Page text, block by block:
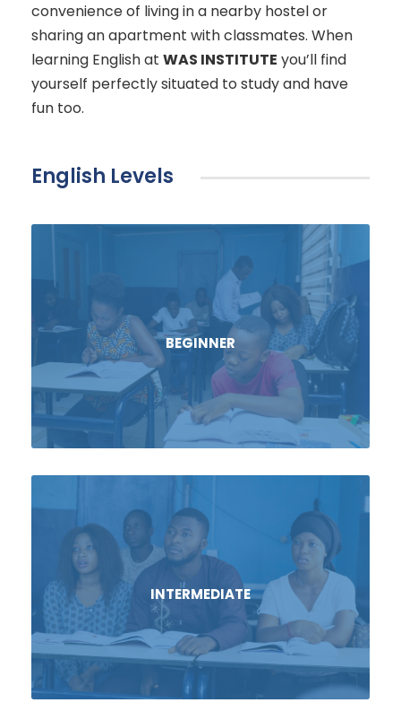
convenience of living in a nearby hostel or
sharing an apartment with classmates. When
learning English at WAS INSTITUTE you’ll find
yourself perfectly situated to study and have
fun too.
English Levels
BEGINNER
INTERMEDIATE